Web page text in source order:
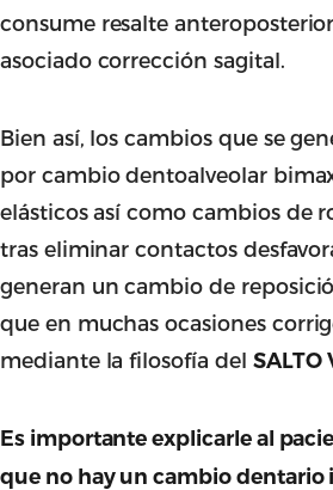
consume resalte
asociado corrección sagital.
Bien así, los cambios que se
por cambio dentoalveolar
elásticos así como cambios de
tras eliminar contactos
generan un cambio de
que en muchas ocasiones
mediante la filosofía del SALTO
Es importante explicarle al
que no hay un cambio dentario